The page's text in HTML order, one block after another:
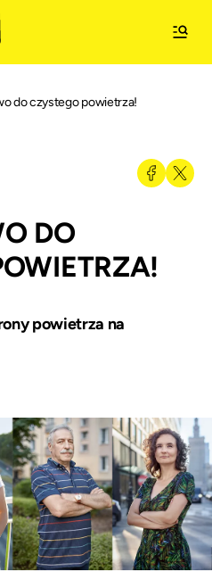
do czystego powietrza!
DO
powietrza na